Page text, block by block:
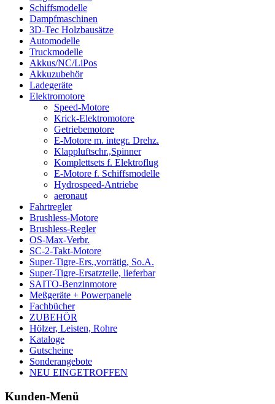
Schiffsmodelle
Dampfmaschinen
3D-Tec Holzbausätze
Automodelle
Truckmodelle
Akkus/NC/LiPos
Akkuzubehör
Ladegeräte
Elektromotore
Speed-Motore
Krick-Elektromotore
Getriebemotore
E-Motore m. integr. Drehz.
Klappluftschr.,Spinner
Komplettsets f. Elektroflug
E-Motore f. Schiffsmodelle
Hydrospeed-Antriebe
aeronaut
Fahrtregler
Brushless-Motore
Brushless-Regler
OS-Max-Verbr.
SC-2-Takt-Motore
Super-Tigre-Ers.,vorrätig, So.A.
Super-Tigre-Ersatzteile, lieferbar
SAITO-Benzinmotore
Meßgeräte + Powerpanele
Fachbücher
ZUBEHÖR
Hölzer, Leisten, Rohre
Kataloge
Gutscheine
Sonderangebote
NEU EINGETROFFEN
Kunden-Menü